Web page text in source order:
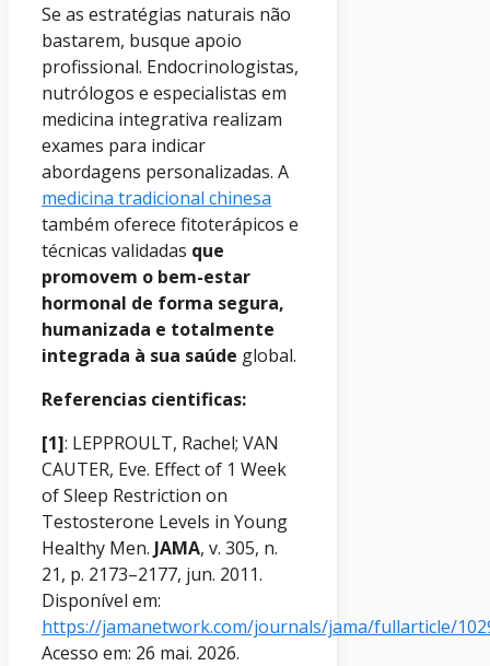
Se as estratégias naturais não
bastarem, busque apoio
profissional. Endocrinologistas,
nutrólogos e especialistas em
medicina integrativa realizam
exames para indicar
abordagens personalizadas. A
medicina tradicional chinesa
também oferece fitoterápicos e
técnicas validadas que
promovem o bem-estar
hormonal de forma segura,
humanizada e totalmente
integrada à sua saúde global.
Referencias cientificas:
[1]: LEPPROULT, Rachel; VAN
CAUTER, Eve. Effect of 1 Week
of Sleep Restriction on
Testosterone Levels in Young
Healthy Men. JAMA, v. 305, n.
21, p. 2173–2177, jun. 2011.
Disponível em:
https://jamanetwork.com/journals/jama/fullarticle/
Acesso em: 26 mai. 2026.